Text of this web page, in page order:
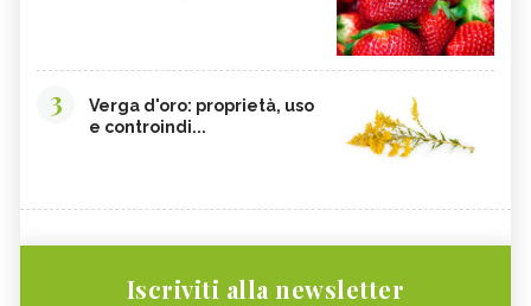
3
Verga d'oro: proprietà, uso
e controindi...
Iscriviti alla newsletter